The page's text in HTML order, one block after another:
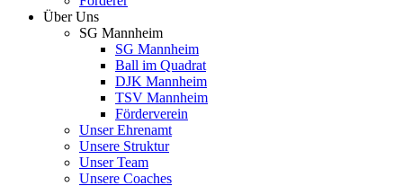
Über Uns
SG Mannheim
SG Mannheim
Ball im Quadrat
DJK Mannheim
TSV Mannheim
Förderverein
Unser Ehrenamt
Unsere Struktur
Unser Team
Unsere Coaches